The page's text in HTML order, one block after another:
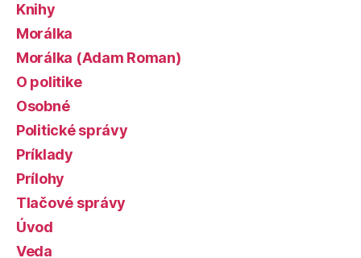
Knihy
Morálka
Morálka (Adam Roman)
O politike
Osobné
Politické správy
Príklady
Prílohy
Tlačové správy
Úvod
Veda